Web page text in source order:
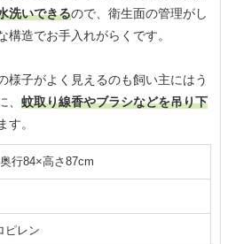
洗いできるので、衛生面の管理がし
造でお手入れがらくです。
様子がよく見えるのも飼い主にはう
、 蚊取り線香やブラシなどを吊り下
す。
行84×高さ87cm
ピレン